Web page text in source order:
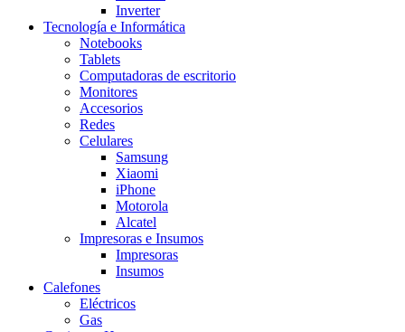
Inverter
Tecnología e Informática
Notebooks
Tablets
Computadoras de escritorio
Monitores
Accesorios
Redes
Celulares
Samsung
Xiaomi
iPhone
Motorola
Alcatel
Impresoras e Insumos
Impresoras
Insumos
Calefones
Eléctricos
Gas